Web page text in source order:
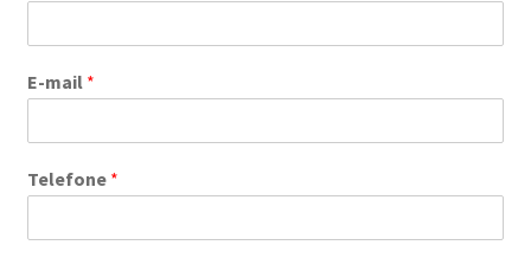
E-mail *
Telefone *